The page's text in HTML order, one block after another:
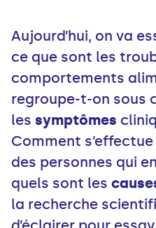
Aujourd’hui, on va
ce que sont les
comportements
regroupe-t-on sous
les symptômes
Comment s’effectue
des personnes qui
quels sont les
la recherche